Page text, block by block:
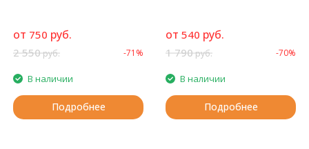
от 750 руб.
2 550руб. -71%
В наличии
Подробнее
от 540 руб.
1 790руб. -70%
В наличии
Подробнее